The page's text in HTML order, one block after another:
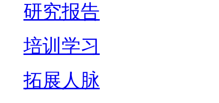
研究报告
培训学习
拓展人脉